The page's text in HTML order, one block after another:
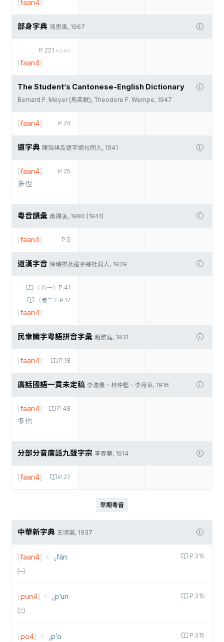
[faan4
部身字典 馮思禹, 1967
P.221 #31441
[faan4]
The Student’s Cantonese-English Dictionary
Bernard F. Meyer (馬奕猷), Theodore F. Wempe, 1947
P.74
[faan4]
道字典 陳瑞祺及道字總社同人, 1941
P.25
[faan4]
多也
粵音韻彙 黃錫凌, 1980 (1941)
P.5
[faan4]
道漢字音 陳瑞祺及道字總社同人, 1939
〈卷一〉P.41
〈卷二〉P.17
[faan4]
民衆識字粤語拼音字彙 趙雅庭, 1931
P.18
[faan4]
廣話國語一貫未定稿 李澹愚、林仲堅、李月華, 1916
P.48
[faan4]
多也
分部分音廣話九聲字宗 李春華, 1914
P.27
[faan4]
早期粵音
中華新字典 王頌棠, 1937
P.315
[faan4] ꜁fán
㈠
P.315
[pun4] ꜁p’un
㈡
P.315
[po4] ꜁p’o